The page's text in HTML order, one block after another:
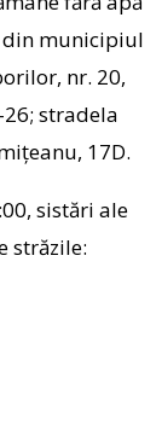
din municipiul
nr. 20,
26; stradela
17D.
sistări ale
străzile: